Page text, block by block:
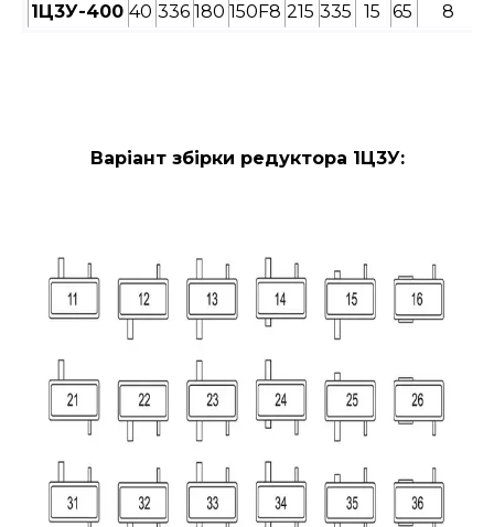
1Ц3У-400 40 336 180 150F8 215 335 15 65 8
Варіант збірки редуктора 1Ц3У: